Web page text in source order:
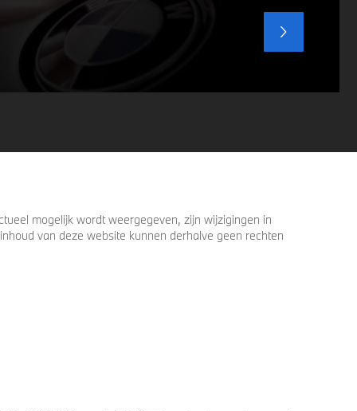
mogelijk wordt weergegeven, zijn wijzigingen in
van deze website kunnen derhalve geen rechten